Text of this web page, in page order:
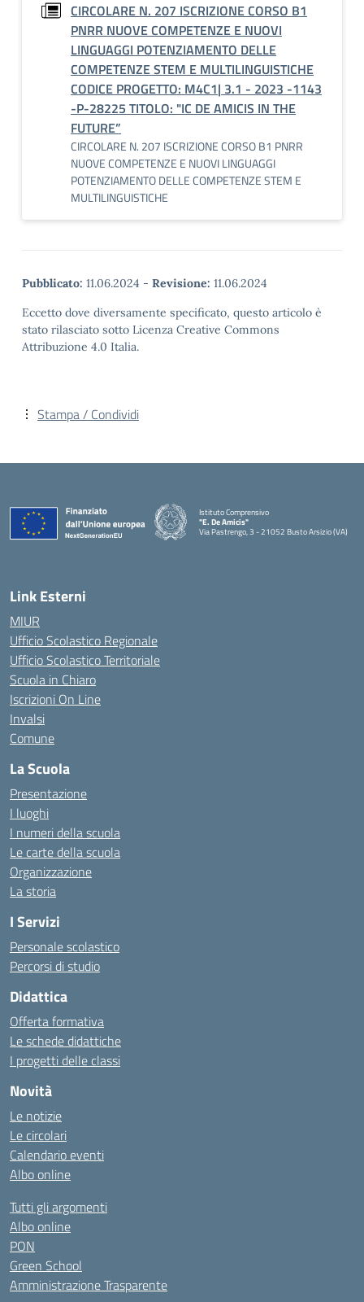
CIRCOLARE N. 207 ISCRIZIONE CORSO B1
PNRR NUOVE COMPETENZE E NUOVI
LINGUAGGI POTENZIAMENTO DELLE
COMPETENZE STEM E MULTILINGUISTICHE
CODICE PROGETTO: M4C1| 3.1 - 2023 -1143
-P-28225 TITOLO: "IC DE AMICIS IN THE
FUTURE”
CIRCOLARE N. 207 ISCRIZIONE CORSO B1 PNRR
NUOVE COMPETENZE E NUOVI LINGUAGGI
POTENZIAMENTO DELLE COMPETENZE STEM E
MULTILINGUISTICHE
Pubblicato: 11.06.2024 - Revisione: 11.06.2024
Eccetto dove diversamente specificato, questo articolo è
stato rilasciato sotto Licenza Creative Commons
Attribuzione 4.0 Italia.
Stampa / Condividi
Istituto Comprensivo
"E. De Amicis"
Via Pastrengo, 3 - 21052 Busto Arsizio (VA)
Link Esterni
MIUR
Ufficio Scolastico Regionale
Ufficio Scolastico Territoriale
Scuola in Chiaro
Iscrizioni On Line
Invalsi
Comune
La Scuola
Presentazione
I luoghi
I numeri della scuola
Le carte della scuola
Organizzazione
La storia
I Servizi
Personale scolastico
Percorsi di studio
Didattica
Offerta formativa
Le schede didattiche
I progetti delle classi
Novità
Le notizie
Le circolari
Calendario eventi
Albo online
Tutti gli argomenti
Albo online
PON
Green School
Amministrazione Trasparente